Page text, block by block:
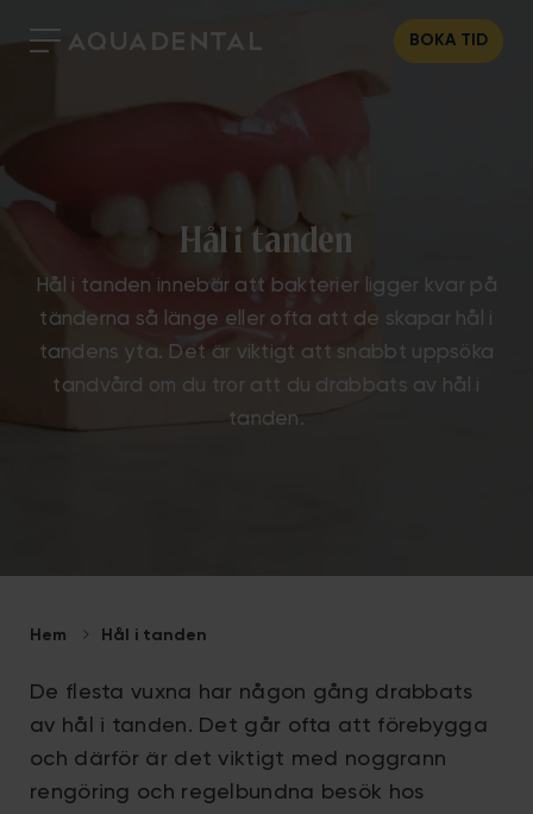
BOKA TID
Hål i tanden
Hål i tanden innebär att bakterier ligger kvar på
tänderna så länge eller ofta att de skapar hål i
tandens yta. Det är viktigt att snabbt uppsöka
tandvård om du tror att du drabbats av hål i
tanden.
Hem Hål i tanden
De flesta vuxna har någon gång drabbats
av hål i tanden. Det går ofta att förebygga
och därför är det viktigt med noggrann
rengöring och regelbundna besök hos